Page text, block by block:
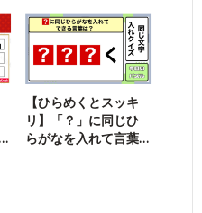
【ひらめくとスッキ
リ】「？」に同じひ
らがなを入れて言葉